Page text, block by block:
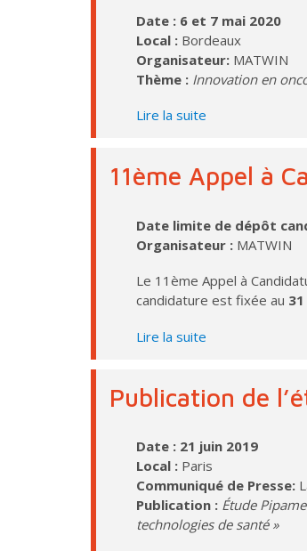
Date : 6 et 7 mai 2020
Local : Bordeaux
Organisateur: MATWIN
Thème : Innovation en
Lire la suite
11ème Appel à
Date limite de dépôt
Organisateur : MATWIN
Le 11ème Appel à
candidature est fixée au
Lire la suite
Publication de
Date : 21 juin 2019
Local : Paris
Communiqué de Presse:
Publication : Étude
technologies de santé »